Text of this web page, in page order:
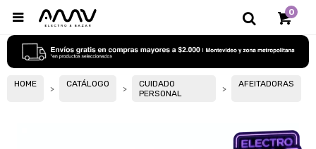
0

HOME CATÁLOGO
CUIDADO
PERSONAL
AFEITADORAS